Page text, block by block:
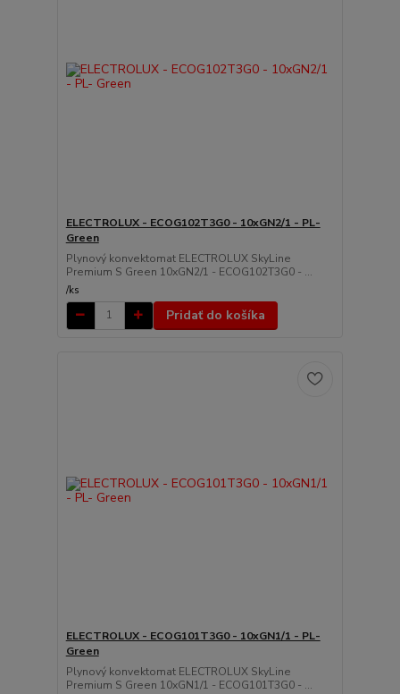
ELECTROLUX - ECOG102T3G0 - 10xGN2/1 - PL-
Green
Plynový konvektomat ELECTROLUX SkyLine
Premium S Green 10xGN2/1 - ECOG102T3G0 - ...
/ks
Pridať do košíka
ELECTROLUX - ECOG101T3G0 - 10xGN1/1 - PL-
Green
Plynový konvektomat ELECTROLUX SkyLine
Premium S Green 10xGN1/1 - ECOG101T3G0 - ...